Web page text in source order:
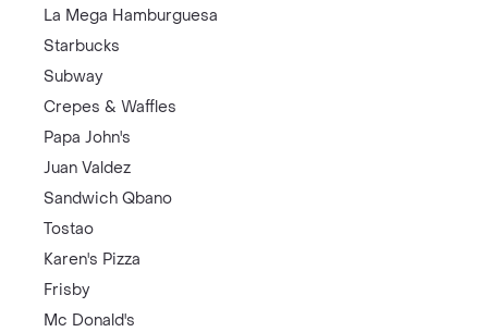
La Mega Hamburguesa
Starbucks
Subway
Crepes & Waffles
Papa John's
Juan Valdez
Sandwich Qbano
Tostao
Karen's Pizza
Frisby
Mc Donald's